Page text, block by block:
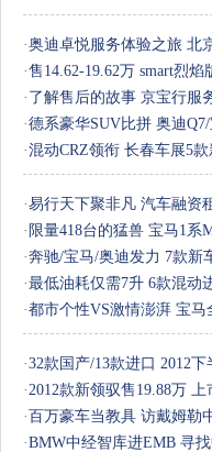
·奥迪卓悦服务体验之旅 北
·售14.62-19.62万 smart烈焰
· 了解售后的故事 京宝行服
·德系豪华SUV比拼 奥迪
·混动CRZ领衔 长春车展5
·易行天下聚非凡 汽车融资
· 限量418台的猛兽 宝马1系
·奔驰/宝马/奥迪发力 7款新
·最低油耗仅需7升 6款混动
·都市个性VS激情澎湃 宝马
·32款国产/13款进口 2012
·2012款新领驭售19.88万
·百万豪车当教具 访戴姆勒
·BMW中经智库进EMB 寻